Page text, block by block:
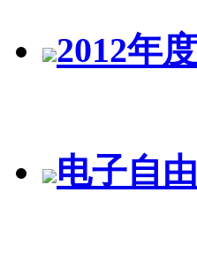
2012年
电子自